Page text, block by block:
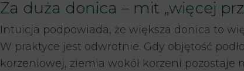
Za duża donica – mit „więcej
Intuicja podpowiada, że większa donica to
W praktyce jest odwrotnie. Gdy objętość
korzeniowej, ziemia wokół korzeni